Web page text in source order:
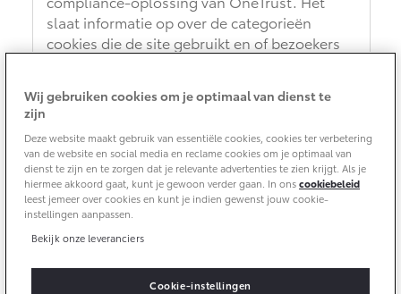
Proace Max (excl. BTW)
Vanaf € 46.301,-
Hilux (excl. BTW)
Vanaf € 56.570,-
slaat informatie op over de categorieën
cookies die de site gebruikt en of bezoekers
site-eigenaren in staat om te voorkomen dat
de browser van de gebruiker, wanneer er
geen toestemming wordt gegeven. De cookie
heeft een normale levensduur van een jaar,
zodat terugkerende bezoekers van de site
hun voorkeuren onthouden. Het bevat geen
informatie die de bezoeker van de site kan
identificeren.
Wij gebruiken cookies om je optimaal van dienst te
zijn
Deze website maakt gebruik van essentiële cookies, cookies ter verbetering
van de website en social media en reclame cookies om je optimaal van
dienst te zijn en te zorgen dat je relevante advertenties te zien krijgt. Als je
hiermee akkoord gaat, kunt je gewoon verder gaan. In onscookiebeleid
leest jemeer over cookies en kunt je indien gewenst jouw cookie-
instellingen aanpassen.
Bekijk onze leveranciers
Cookie-instellingen